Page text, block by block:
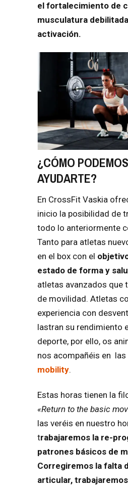
el fortalecimiento de
musculatura
activación.
¿CÓMO PODEMOS
AYUDARTE?
En CrossFit Vaskia
inicio la posibilidad de
todo lo anteriormente
Tanto para atletas
en el box con el
estado de forma y
atletas avanzados que
de movilidad. Atletas
experiencia con
lastran su rendimiento
deporte, por ello, os
nos acompañéis en las
mobility.
Estas horas tienen la
«Return to the basic
las veréis en nuestro
trabajaremos la re-
patrones básicos de
Corregiremos la falta
articular,